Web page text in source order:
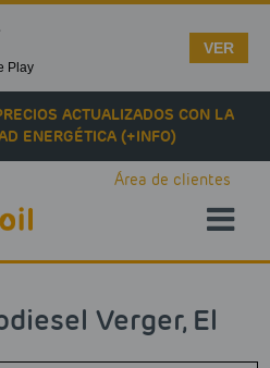
ACTUALIZADOS CON LA
ENERGÉTICA (+INFO)
Área de clientes
Verger, El
Play
VER